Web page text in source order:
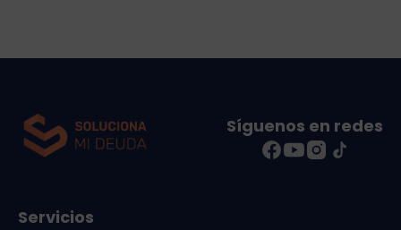
Síguenos en redes
Servicios